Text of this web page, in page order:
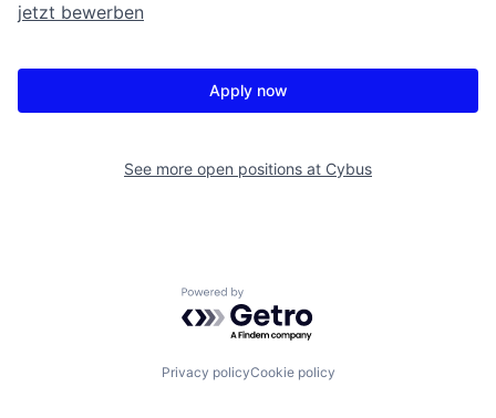
jetzt bewerben
Apply now
See more open positions at Cybus
Powered by Getro.com
Privacy policyCookie policy